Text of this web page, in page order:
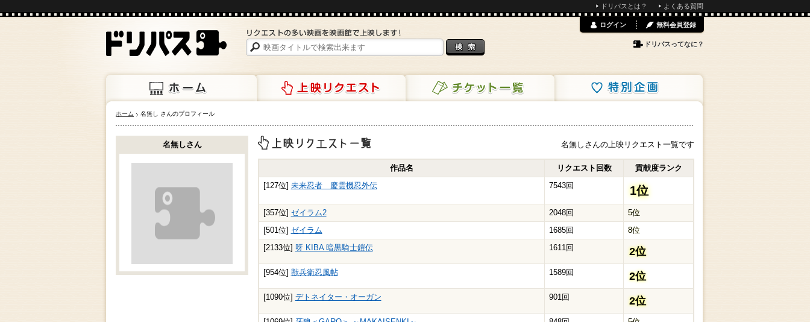
ドリパスとは？ よくある質問
ホーム 上映リクエスト チケット一覧 特別企画
ログイン 無料会員登録
ドリパスってなに？
ホーム 名無し さんのプロフィール
上映リクエスト一覧
名無しさんの上映リクエスト一覧です
作品名 リクエスト回数
貢献度ランク
[127位] 未来忍者 慶雲機忍外伝 7543回 1位
[357位] ゼイラム2 2048回
5位
[501位] ゼイラム 1685回
8位
[2133位] 呀 KIBA 暗黒騎士鎧伝 1611回 2位
[954位] 獣兵衛忍風帖 1589回 2位
[1090位] デトネイター・オーガン 901回 2位
名無しさん